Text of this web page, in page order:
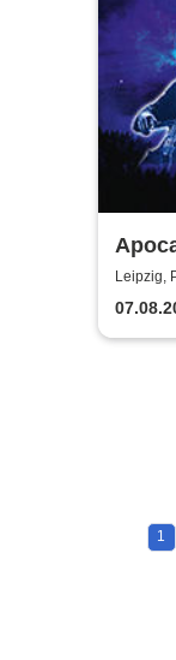
Vol. 2
Leipzig,
1